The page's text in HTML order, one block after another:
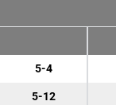
5-4
5-12